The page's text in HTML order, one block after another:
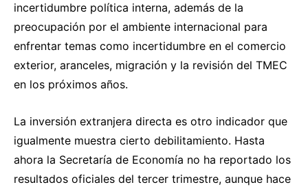
incertidumbre política interna, además de la
preocupación por el ambiente internacional para
enfrentar temas como incertidumbre en el comercio
exterior, aranceles, migración y la revisión del TMEC
en los próximos años.
La inversión extranjera directa es otro indicador que
igualmente muestra cierto debilitamiento. Hasta
ahora la Secretaría de Economía no ha reportado los
resultados oficiales del tercer trimestre, aunque hace